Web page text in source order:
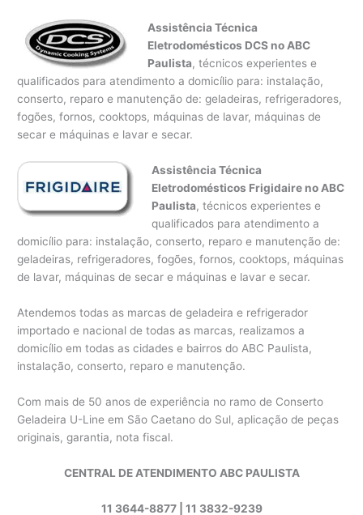
Assistência Técnica
Eletrodomésticos DCS no ABC
Paulista, técnicos experientes e
qualificados para atendimento a domicílio para: instalação,
conserto, reparo e manutenção de: geladeiras, refrigeradores,
fogões, fornos, cooktops, máquinas de lavar, máquinas de
secar e máquinas e lavar e secar.
Assistência Técnica
Eletrodomésticos Frigidaire no ABC
Paulista, técnicos experientes e
qualificados para atendimento a
domicílio para: instalação, conserto, reparo e manutenção de:
geladeiras, refrigeradores, fogões, fornos, cooktops, máquinas
de lavar, máquinas de secar e máquinas e lavar e secar.
Atendemos todas as marcas de geladeira e refrigerador
importado e nacional de todas as marcas, realizamos a
domicílio em todas as cidades e bairros do ABC Paulista,
instalação, conserto, reparo e manutenção.
Com mais de 50 anos de experiência no ramo de Conserto
Geladeira U-Line em São Caetano do Sul, aplicação de peças
originais, garantia, nota fiscal.
CENTRAL DE ATENDIMENTO ABC PAULISTA
11 3644-8877 | 11 3832-9239